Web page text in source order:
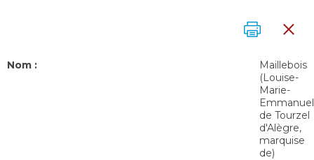
Nom :
Maillebois
(Louise-
Marie-
de Tourzel
d'Alègre,
marquise
de)